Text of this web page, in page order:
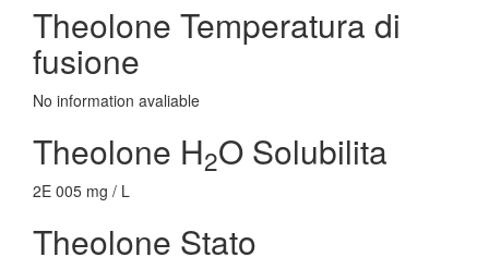
Theolone Temperatura di
fusione
No information avaliable
Theolone H2O Solubilita
2E 005 mg / L
Theolone Stato